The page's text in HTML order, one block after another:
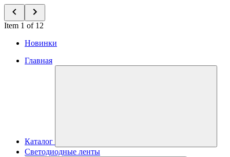
Item 1 of 12
Новинки
Главная
Каталог
Светодиодные ленты